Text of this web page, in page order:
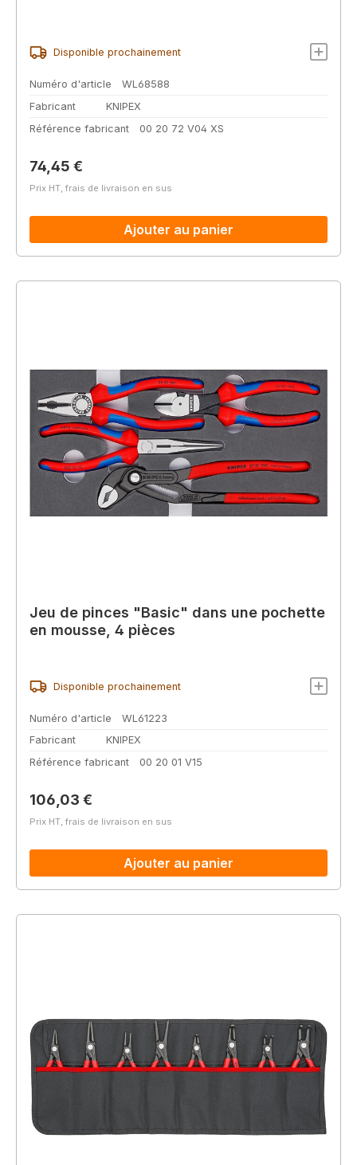
Disponible prochainement
Numéro d'article
WL68588
Fabricant
KNIPEX
Référence fabricant
00 20 72 V04 XS
Prix régulier :
74,45 €
Prix HT, frais de livraison en sus
Ajouter au panier
Jeu de pinces "Basic" dans une pochette
en mousse, 4 pièces
Disponible prochainement
Numéro d'article
WL61223
Fabricant
KNIPEX
Référence fabricant
00 20 01 V15
Prix régulier :
106,03 €
Prix HT, frais de livraison en sus
Ajouter au panier